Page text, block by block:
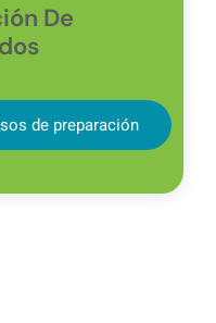
De
de preparación